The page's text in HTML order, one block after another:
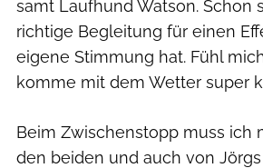
samt Laufhund Watson. Schon
richtige Begleitung für einen
eigene Stimmung hat. Fühl
komme mit dem Wetter super
Beim Zwischenstopp muss ich
den beiden und auch von